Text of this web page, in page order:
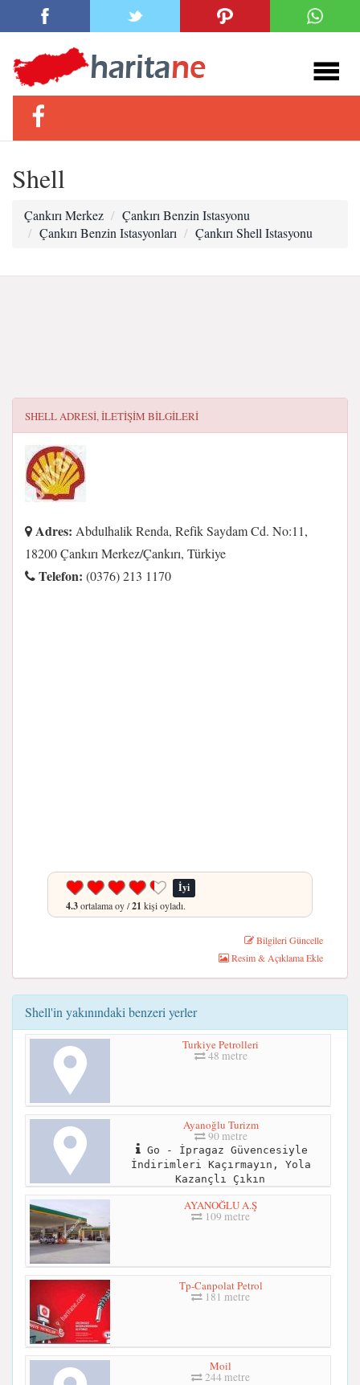
Shell
Çankırı Merkez
Çankırı Benzin Istasyonu
Çankırı Benzin Istasyonları
Çankırı Shell Istasyonu
SHELLADRESI, ILETIŞIM BILGILERI
Adres: Abdulhalik Renda, Refik Saydam Cd. No:11,
18200 Çankırı Merkez/Çankırı, Türkiye
Telefon: (0376) 213 1170
İyi
4.3ortalama oy /21 kişi oyladı.
Bilgileri Güncelle
Resim & Açıklama Ekle
Shell'in yakınındaki benzeri yerler
Turkiye Petrolleri
48 metre
Ayanoğlu Turizm
90 metre
Go - İpragaz Güvencesiyle
İndirimleri Kaçırmayın, Yola
Kazançlı Çıkın
AYANOĞLU A.Ş
109 metre
Tp-Canpolat Petrol
181 metre
Moil
244 metre